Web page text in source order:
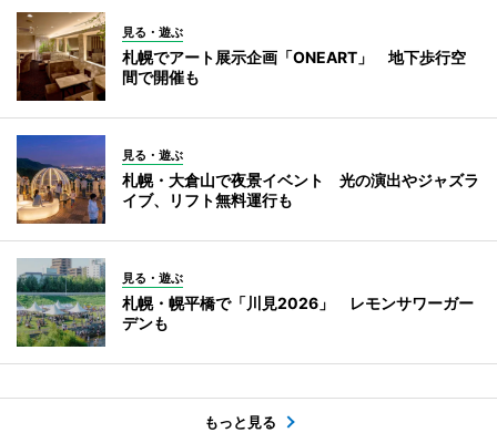
見る・遊ぶ
札幌でアート展示企画「ONEART」 地下歩行空
間で開催も
見る・遊ぶ
札幌・大倉山で夜景イベント 光の演出やジャズラ
イブ、リフト無料運行も
見る・遊ぶ
札幌・幌平橋で「川見2026」 レモンサワーガー
デンも
もっと見る